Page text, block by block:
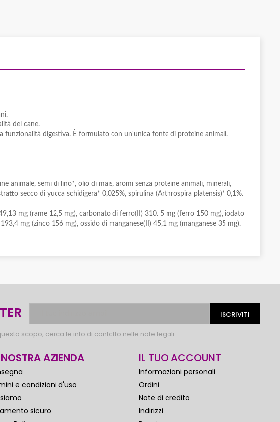
del cane.
funzionalità digestiva. È formulato con un'unica fonte di proteine animali.
animale, semi di lino*, olio di mais, aromi senza proteine animali, minerali,
secco di yucca schidigera* 0,025%, spirulina (Arthrospira platensis)* 0,1%.
mg (rame 12,5 mg), carbonato di ferro(II) 310. 5 mg (ferro 150 mg), iodato
mg (zinco 156 mg), ossido di manganese(II) 45,1 mg (manganese 35 mg).
scopo, cerca le info di contatto nelle note legali.
AZIENDA
e condizioni d'uso
sicuro
IL TUO ACCOUNT
Informazioni personali
Ordini
Note di credito
Indirizzi